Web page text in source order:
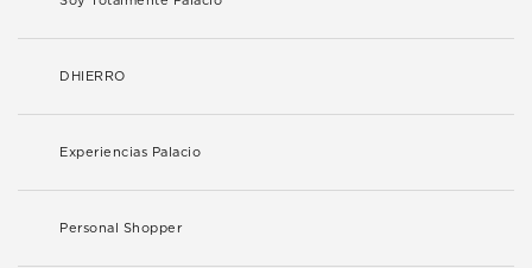
DHIERRO
Experiencias Palacio
Personal Shopper